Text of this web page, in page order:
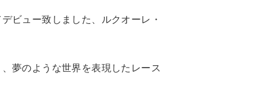
ビュー致しました、ルクオーレ・
夢のような世界を表現したレース